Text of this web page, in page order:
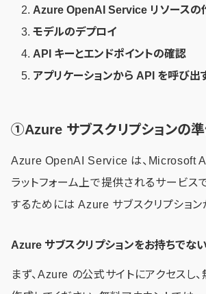
Azure OpenAI Service リソースの
モデルのデプロイ
API キーとエンドポイントの確認
アプリケーションから API を呼び出
①Azure サブスクリプションの
Azure OpenAI Service は、Microsoft
ラットフォーム上で提供されるサービス
するためには Azure サブスクリプション
Azure サブスクリプションをお持ちでな
まず、Azure の公式サイトにアクセスし